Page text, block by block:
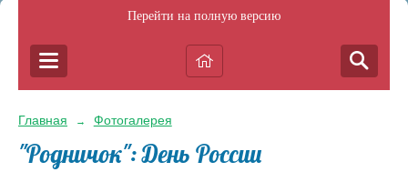
Перейти на полную версию
Главная → Фотогалерея
"Родничок": День России